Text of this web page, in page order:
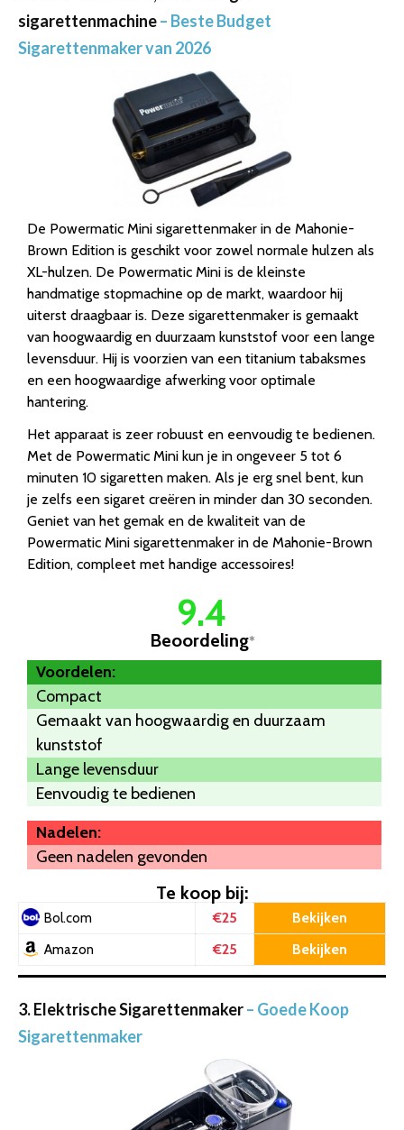
sigarettenmachine– Beste Budget
Sigarettenmaker van 2026
De Powermatic Mini sigarettenmaker in de Mahonie-
Brown Edition is geschikt voor zowel normale hulzen als
XL-hulzen. De Powermatic Mini is de kleinste
handmatige stopmachine op de markt, waardoor hij
uiterst draagbaar is. Deze sigarettenmaker is gemaakt
van hoogwaardig en duurzaam kunststof voor een lange
levensduur. Hij is voorzien van een titanium tabaksmes
en een hoogwaardige afwerking voor optimale
hantering.
Het apparaat is zeer robuust en eenvoudig te bedienen.
Met de Powermatic Mini kun je in ongeveer 5 tot 6
minuten 10 sigaretten maken. Als je erg snel bent, kun
je zelfs een sigaret creëren in minder dan 30 seconden.
Geniet van het gemak en de kwaliteit van de
Powermatic Mini sigarettenmaker in de Mahonie-Brown
Edition, compleet met handige accessoires!
9.4
Beoordeling*
Voordelen:
Compact
Gemaakt van hoogwaardig en duurzaam
kunststof
Lange levensduur
Eenvoudig te bedienen
Nadelen:
Geen nadelen gevonden
Te koop bij:
Bol.com €25 Bekijken
Amazon €25 Bekijken
3. Elektrische Sigarettenmaker– Goede Koop
Sigarettenmaker